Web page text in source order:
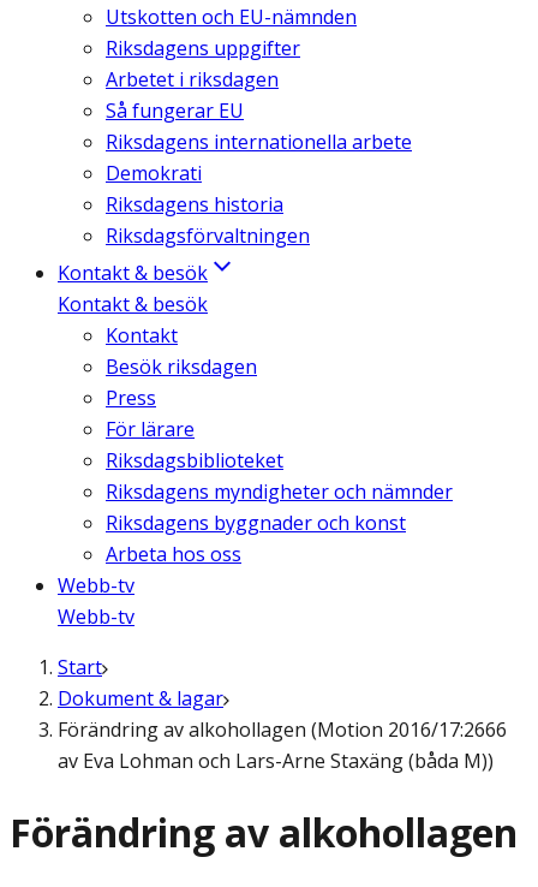
Utskotten och EU-nämnden
Riksdagens uppgifter
Arbetet i riksdagen
Så fungerar EU
Riksdagens internationella arbete
Demokrati
Riksdagens historia
Riksdagsförvaltningen
Kontakt & besök
Kontakt & besök
Kontakt
Besök riksdagen
Press
För lärare
Riksdagsbiblioteket
Riksdagens myndigheter och nämnder
Riksdagens byggnader och konst
Arbeta hos oss
Webb-tv
Webb-tv
Start
Dokument & lagar
Förändring av alkohollagen (Motion 2016/17:2666
av Eva Lohman och Lars-Arne Staxäng (båda M))
Förändring av alkohollagen